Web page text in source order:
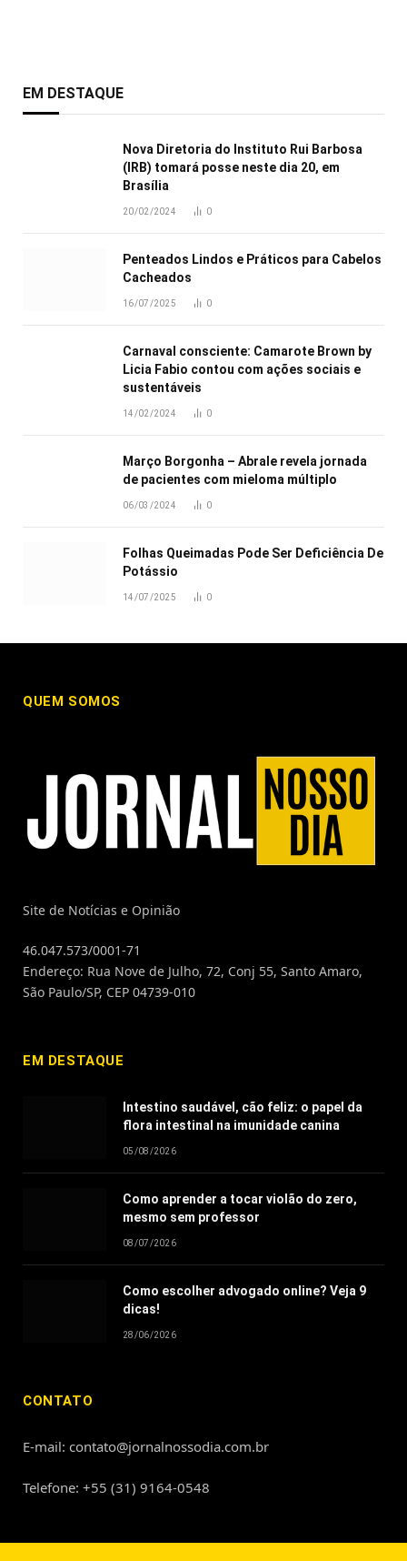
EM DESTAQUE
Nova Diretoria do Instituto Rui Barbosa
(IRB) tomará posse neste dia 20, em
Brasília
20/02/2024 0
Penteados Lindos e Práticos para Cabelos
Cacheados
16/07/2025 0
Carnaval consciente: Camarote Brown by
Licia Fabio contou com ações sociais e
sustentáveis
14/02/2024 0
Março Borgonha – Abrale revela jornada
de pacientes com mieloma múltiplo
06/03/2024 0
Folhas Queimadas Pode Ser Deficiência De
Potássio
14/07/2025 0
QUEM SOMOS
Site de Notícias e Opinião
46.047.573/0001-71
Endereço: Rua Nove de Julho, 72, Conj 55, Santo Amaro,
São Paulo/SP, CEP 04739-010
EM DESTAQUE
Intestino saudável, cão feliz: o papel da
flora intestinal na imunidade canina
05/08/2026
Como aprender a tocar violão do zero,
mesmo sem professor
08/07/2026
Como escolher advogado online? Veja 9
dicas!
28/06/2026
CONTATO
E-mail: contato@jornalnossodia.com.br
Telefone: +55 (31) 9164-0548